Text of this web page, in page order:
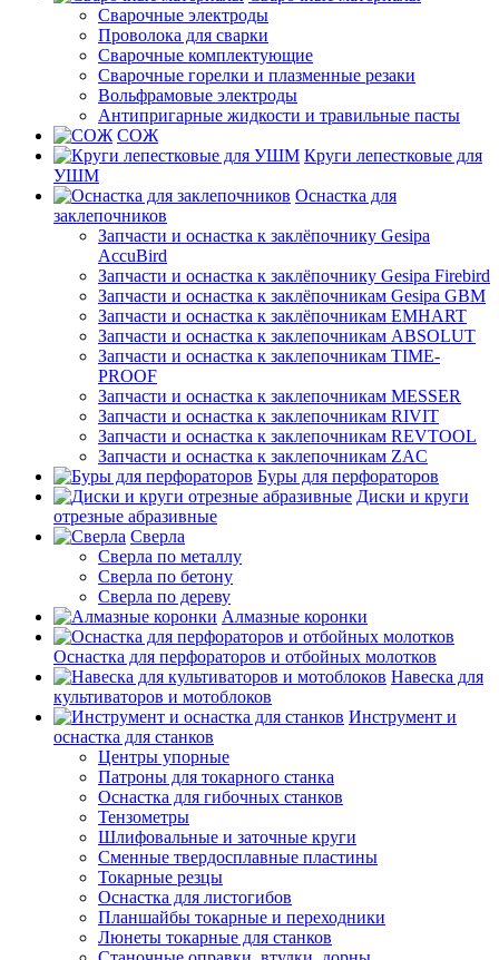
Сварочные электроды
Проволока для сварки
Сварочные комплектующие
Сварочные горелки и плазменные резаки
Вольфрамовые электроды
Антипригарные жидкости и травильные пасты
СОЖ
Круги лепестковые для
УШМ
Оснастка для
заклепочников
Запчасти и оснастка к заклёпочнику Gesipa
AccuBird
Запчасти и оснастка к заклёпочнику Gesipa Firebird
Запчасти и оснастка к заклёпочникам Gesipa GBM
Запчасти и оснастка к заклёпочникам EMHART
Запчасти и оснастка к заклепочникам ABSOLUT
Запчасти и оснастка к заклепочникам TIME-
PROOF
Запчасти и оснастка к заклепочникам MESSER
Запчасти и оснастка к заклепочникам RIVIT
Запчасти и оснастка к заклепочникам REVTOOL
Запчасти и оснастка к заклепочникам ZAC
Буры для перфораторов
Диски и круги
отрезные абразивные
Сверла
Сверла по металлу
Сверла по бетону
Сверла по дереву
Алмазные коронки
Оснастка для перфораторов и отбойных молотков
Навеска для
культиваторов и мотоблоков
Инструмент и
оснастка для станков
Центры упорные
Патроны для токарного станка
Оснастка для гибочных станков
Тензометры
Шлифовальные и заточные круги
Сменные твердосплавные пластины
Токарные резцы
Оснастка для листогибов
Планшайбы токарные и переходники
Люнеты токарные для станков